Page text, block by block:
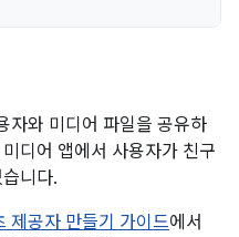
자와 미디어 파일을 공유하
디어 앱에서 사용자가 친구
니다.
제공자 만들기 가이드에서